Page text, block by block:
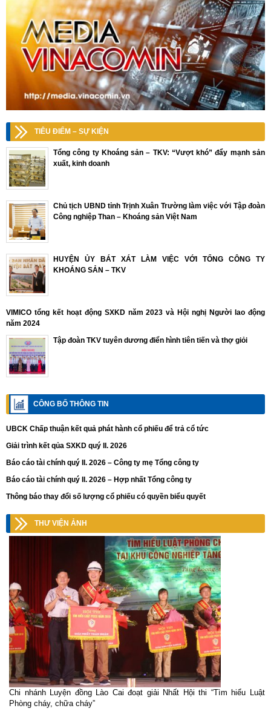
TIÊU ĐIỂM – SỰ KIỆN
Tổng công ty Khoáng sản – TKV: “Vượt khó” đẩy mạnh sản
xuất, kinh doanh
Chủ tịch UBND tỉnh Trịnh Xuân Trường làm việc với Tập đoàn
Công nghiệp Than – Khoáng sản Việt Nam
HUYỆN ỦY BÁT XÁT LÀM VIỆC VỚI TỔNG CÔNG TY
KHOÁNG SẢN – TKV
VIMICO tổng kết hoạt động SXKD năm 2023 và Hội nghị Người lao động
năm 2024
Tập đoàn TKV tuyên dương điển hình tiên tiến và thợ giỏi
CÔNG BỐ THÔNG TIN
UBCK Chấp thuận kết quả phát hành cổ phiếu để trả cổ tức
Giải trình kết qủa SXKD quý II. 2026
Báo cáo tài chính quý II. 2026 – Công ty mẹ Tổng công ty
Báo cáo tài chính quý II. 2026 – Hợp nhất Tổng công ty
Thông báo thay đổi số lượng cổ phiếu có quyền biểu quyết
THƯ VIỆN ẢNH
Chi nhánh Luyện đồng Lào Cai đoạt giải Nhất Hội thi “Tìm hiểu Luật
Phòng cháy, chữa cháy”